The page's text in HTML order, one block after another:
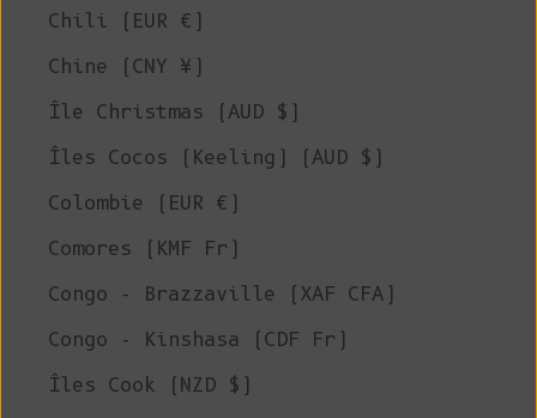
Chili (EUR €)
Chine (CNY ¥)
Île Christmas (AUD $)
Îles Cocos (Keeling) (AUD $)
Colombie (EUR €)
Comores (KMF Fr)
Congo - Brazzaville (XAF CFA)
Congo - Kinshasa (CDF Fr)
Îles Cook (NZD $)